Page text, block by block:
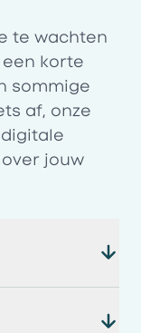
te wachten
korte
sommige
af, onze
jouw